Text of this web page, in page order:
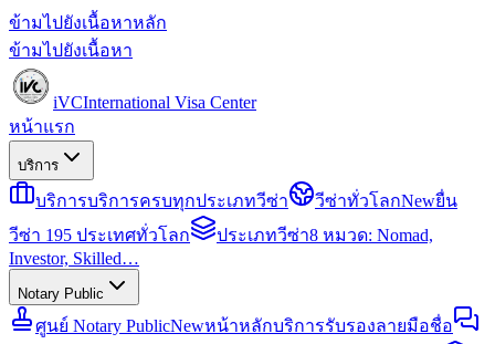
ข้ามไปยังเนื้อหาหลัก
ข้ามไปยังเนื้อหา
iVCInternational Visa Center
หน้าแรก
บริการ
บริการบริการครบทุกประเภทวีซ่า วีซ่าทั่วโลกNewยื่น
วีซ่า 195 ประเทศทั่วโลก
ประเภทวีซ่า8 หมวด: Nomad,
Investor, Skilled…
Notary Public
ศูนย์ Notary PublicNewหน้าหลักบริการรับรองลายมือชื่อ